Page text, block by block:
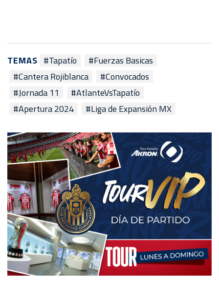
TEMAS #Tapatío
#Fuerzas Basicas
#Cantera Rojiblanca
#Convocados
#Jornada 11
#AtlanteVsTapatío
#Apertura 2024
#Liga de Expansión MX